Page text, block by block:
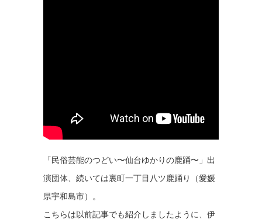
「民俗芸能のつどい〜仙台ゆかりの鹿踊〜」出
演団体、続いては裏町一丁目八ツ鹿踊り（愛媛
県宇和島市）。
こちらは以前記事でも紹介しましたように、伊